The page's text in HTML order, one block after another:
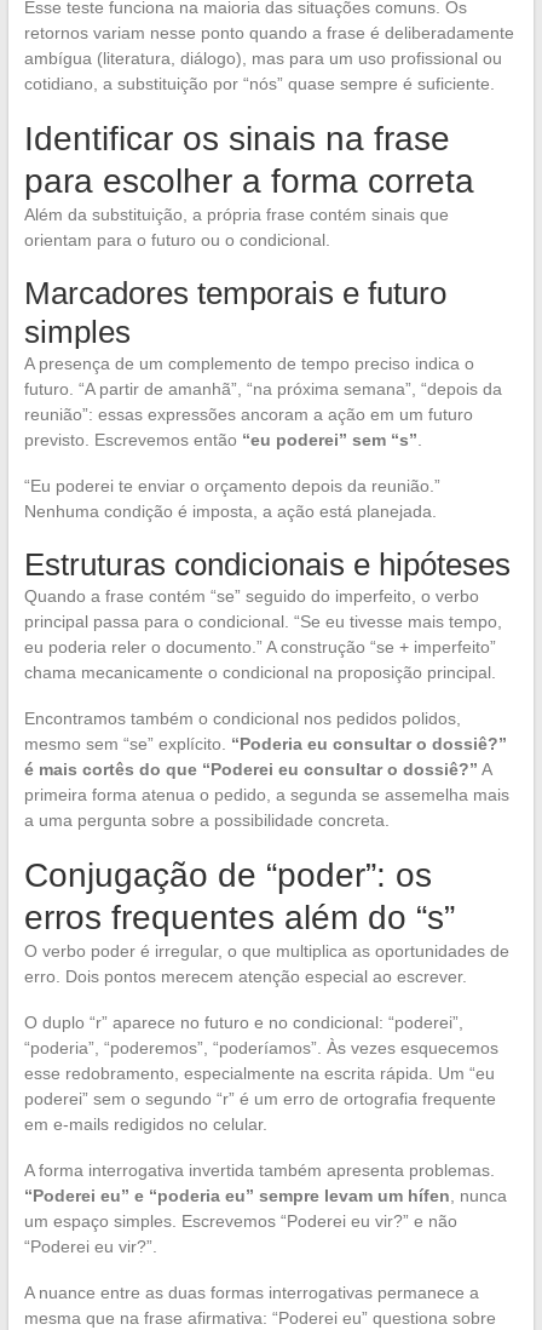
Esse teste funciona na maioria das situações comuns. Os
retornos variam nesse ponto quando a frase é deliberadamente
ambígua (literatura, diálogo), mas para um uso profissional ou
cotidiano, a substituição por “nós” quase sempre é suficiente.
Identificar os sinais na frase
para escolher a forma correta
Além da substituição, a própria frase contém sinais que
orientam para o futuro ou o condicional.
Marcadores temporais e futuro
simples
A presença de um complemento de tempo preciso indica o
futuro. “A partir de amanhã”, “na próxima semana”, “depois da
reunião”: essas expressões ancoram a ação em um futuro
previsto. Escrevemos então “eu poderei” sem “s”.
“Eu poderei te enviar o orçamento depois da reunião.”
Nenhuma condição é imposta, a ação está planejada.
Estruturas condicionais e hipóteses
Quando a frase contém “se” seguido do imperfeito, o verbo
principal passa para o condicional. “Se eu tivesse mais tempo,
eu poderia reler o documento.” A construção “se + imperfeito”
chama mecanicamente o condicional na proposição principal.
Encontramos também o condicional nos pedidos polidos,
mesmo sem “se” explícito. “Poderia eu consultar o dossiê?”
é mais cortês do que “Poderei eu consultar o dossiê?” A
primeira forma atenua o pedido, a segunda se assemelha mais
a uma pergunta sobre a possibilidade concreta.
Conjugação de “poder”: os
erros frequentes além do “s”
O verbo poder é irregular, o que multiplica as oportunidades de
erro. Dois pontos merecem atenção especial ao escrever.
O duplo “r” aparece no futuro e no condicional: “poderei”,
“poderia”, “poderemos”, “poderíamos”. Às vezes esquecemos
esse redobramento, especialmente na escrita rápida. Um “eu
poderei” sem o segundo “r” é um erro de ortografia frequente
em e-mails redigidos no celular.
A forma interrogativa invertida também apresenta problemas.
“Poderei eu” e “poderia eu” sempre levam um hífen, nunca
um espaço simples. Escrevemos “Poderei eu vir?” e não
“Poderei eu vir?”.
A nuance entre as duas formas interrogativas permanece a
mesma que na frase afirmativa: “Poderei eu” questiona sobre